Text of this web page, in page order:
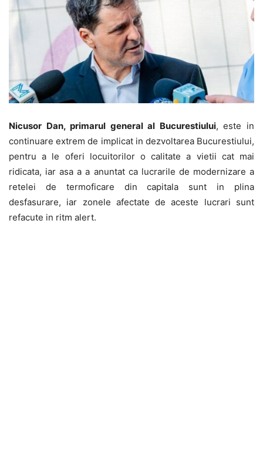
Nicusor Dan, primarul general al Bucurestiului, este in
continuare extrem de implicat in dezvoltarea Bucurestiului,
pentru a le oferi locuitorilor o calitate a vietii cat mai
ridicata, iar asa a a anuntat ca lucrarile de modernizare a
retelei de termoficare din capitala sunt in plina
desfasurare, iar zonele afectate de aceste lucrari sunt
refacute in ritm alert.